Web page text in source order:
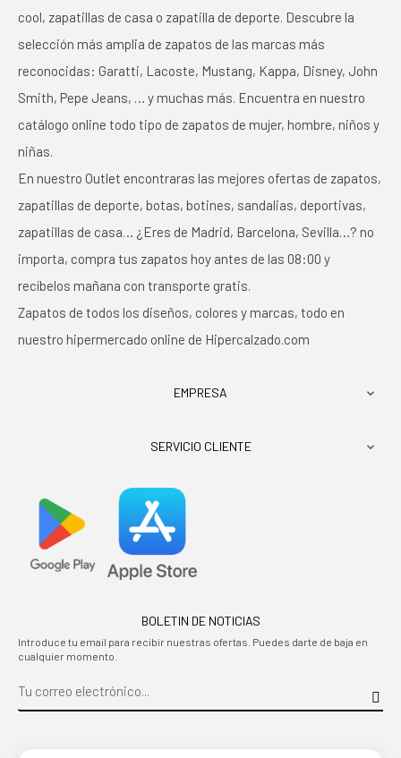
cool, zapatillas de casa o zapatilla de deporte. Descubre la
selección más amplia de zapatos de las marcas más
reconocidas: Garatti, Lacoste, Mustang, Kappa, Disney, John
Smith, Pepe Jeans, … y muchas más. Encuentra en nuestro
catálogo online todo tipo de zapatos de mujer, hombre, niños y
niñas.
En nuestro Outlet encontraras las mejores ofertas de zapatos,
zapatillas de deporte, botas, botines, sandalias, deportivas,
zapatillas de casa… ¿Eres de Madrid, Barcelona, Sevilla…? no
importa, compra tus zapatos hoy antes de las 08:00 y
recíbelos mañana con transporte gratis.
Zapatos de todos los diseños, colores y marcas, todo en
nuestro hipermercado online de Hipercalzado.com
EMPRESA 
SERVICIO CLIENTE 
BOLETIN DE NOTICIAS
Introduce tu email para recibir nuestras ofertas. Puedes darte de baja en
cualquier momento.